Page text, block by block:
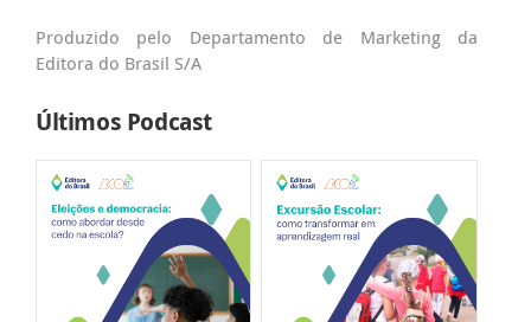
Produzido pelo Departamento de Marketing da
Editora do Brasil S/A
Últimos Podcast